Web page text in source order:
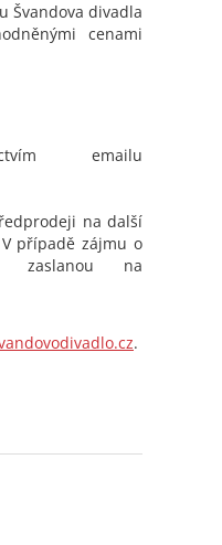
Švandova divadla
cenami
emailu
na další
případě zájmu o
zaslanou na
.